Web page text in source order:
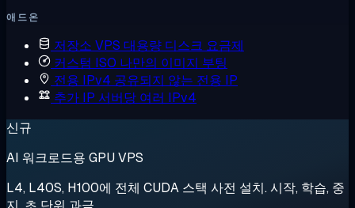
애드온
저장소 VPS 대용량 디스크 요금제
커스텀 ISO 나만의 이미지 부팅
전용 IPv4 공유되지 않는 전용 IP
추가 IP 서버당 여러 IPv4
신규
AI 워크로드용 GPU VPS
L4, L40S, H100에 전체 CUDA 스택 사전 설치. 시작, 학습, 중